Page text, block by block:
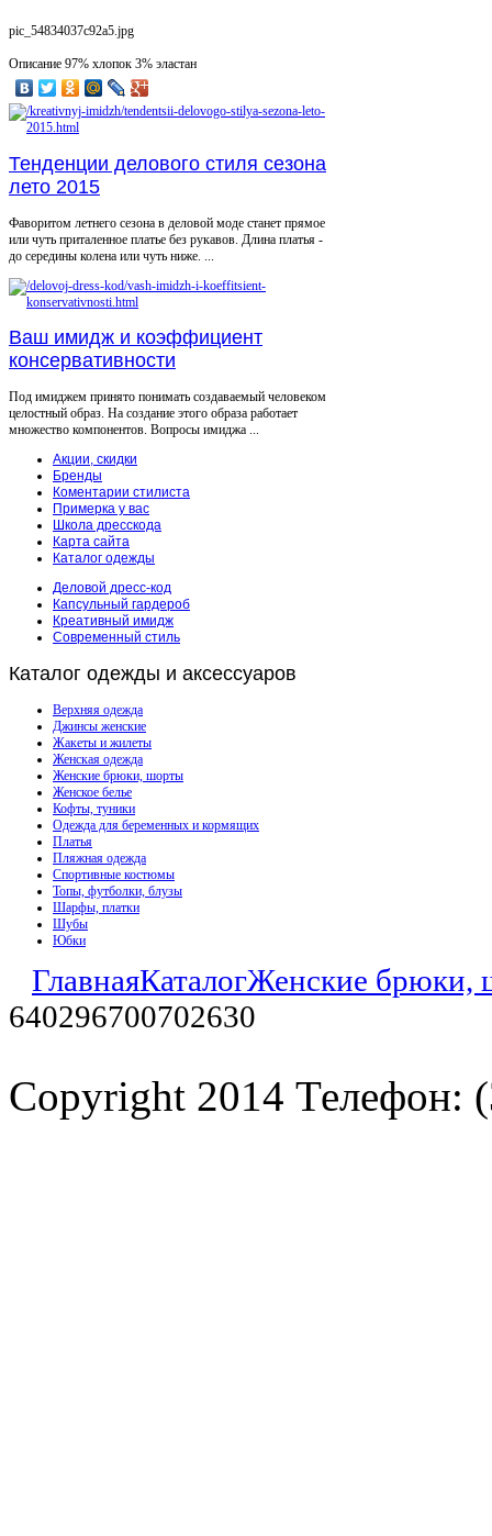
pic_54834037c92a5.jpg
Описание 97% хлопок 3% эластан
Тенденции делового стиля сезона
лето 2015
Фаворитом летнего сезона в деловой моде станет прямое
или чуть приталенное платье без рукавов. Длина платья -
до середины колена или чуть ниже. ...
Ваш имидж и коэффициент
консервативности
Под имиджем принято понимать создаваемый человеком
целостный образ. На создание этого образа работает
множество компонентов. Вопросы имиджа ...
Акции, скидки
Бренды
Коментарии стилиста
Примерка у вас
Школа дресскода
Карта сайта
Каталог одежды
Деловой дресс-код
Капсульный гардероб
Креативный имидж
Современный стиль
Каталог одежды и аксессуаров
Верхняя одежда
Джинсы женские
Жакеты и жилеты
Женская одежда
Женские брюки, шорты
Женское белье
Кофты, туники
Одежда для беременных и кормящих
Платья
Пляжная одежда
Спортивные костюмы
Топы, футболки, блузы
Шарфы, платки
Шубы
Юбки
ГлавнаяКаталогЖенские брюки,
640296700702630
Copyright 2014 Телефон: